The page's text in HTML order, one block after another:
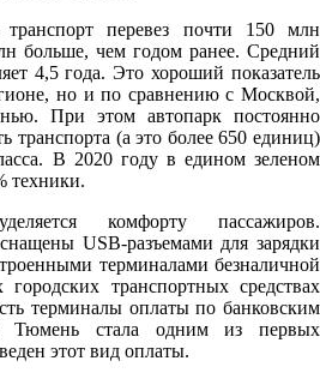
перевез почти 150 млн
больше, чем годом ранее. Средний
4,5 года. Это хороший показатель
но и по сравнению с Москвой,
При этом автопарк постоянно
транспорта (а это более 650 единиц)
В 2020 году в едином зеленом
техники.
комфорту пассажиров.
USB-разъемами для зарядки
терминалами безналичной
транспортных средствах
терминалы оплаты по банковским
Тюмень стала одним из первых
этот вид оплаты.